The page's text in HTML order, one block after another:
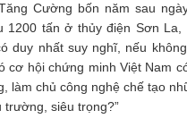
Cường bốn năm sau
1200 tấn ở thủy điện Sơn La,
duy nhất suy nghĩ, nếu
cơ hội chứng minh Việt Nam
làm chủ công nghệ chế tạo
trường, siêu trọng?”